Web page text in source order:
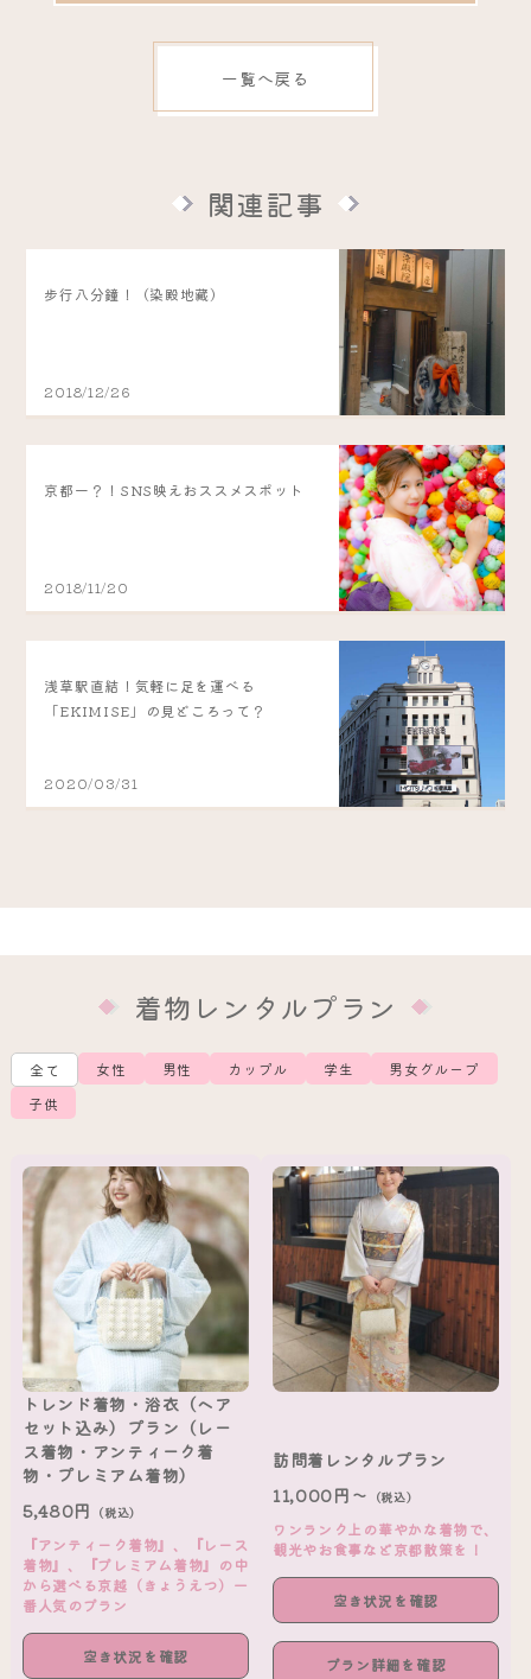
一覧へ戻る
関連記事
步行八分鐘！（染殿地藏）
2018/12/26
京都一？！SNS映えおススメスポット
2018/11/20
浅草駅直結！気軽に足を運べる
「EKIMISE」の見どころって？
2020/03/31
着物レンタルプラン
全て 女性 男性 カップル 学生
男女グループ
子供
トレンド着物・浴衣（ヘア
セット込み）プラン（レー
ス着物・アンティーク着
物・プレミアム着物）
5,480円 （税込）
『アンティーク着物』、『レース
着物』、『プレミアム着物』の中
から選べる京越（きょうえつ）一
番人気のプラン
空き状況を確認
訪問着レンタルプラン
11,000円～ （税込）
ワンランク上の華やかな着物で、
観光やお食事など京都散策を！
空き状況を確認
プラン詳細を確認